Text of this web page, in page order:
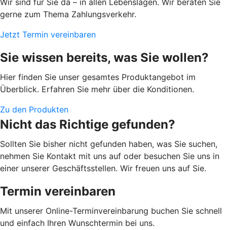
gerne zum Thema Zahlungsverkehr.
Jetzt Termin vereinbaren
Sie wissen bereits, was Sie wollen?
Hier finden Sie unser gesamtes Produktangebot im
Überblick. Erfahren Sie mehr über die Konditionen.
Zu den Produkten
Nicht das Richtige gefunden?
Sollten Sie bisher nicht gefunden haben, was Sie suchen,
nehmen Sie Kontakt mit uns auf oder besuchen Sie uns in
einer unserer Geschäftsstellen. Wir freuen uns auf Sie.
Termin vereinbaren
Mit unserer Online-Terminvereinbarung buchen Sie schnell
und einfach Ihren Wunschtermin bei uns.